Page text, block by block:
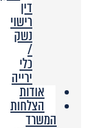
דין
רישוי
נשק
/
כלי
ירייה
אודות
הצלחות
המשרד